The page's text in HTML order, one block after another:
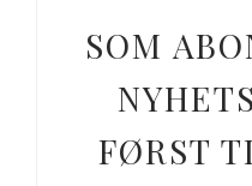
SOM
FØRST